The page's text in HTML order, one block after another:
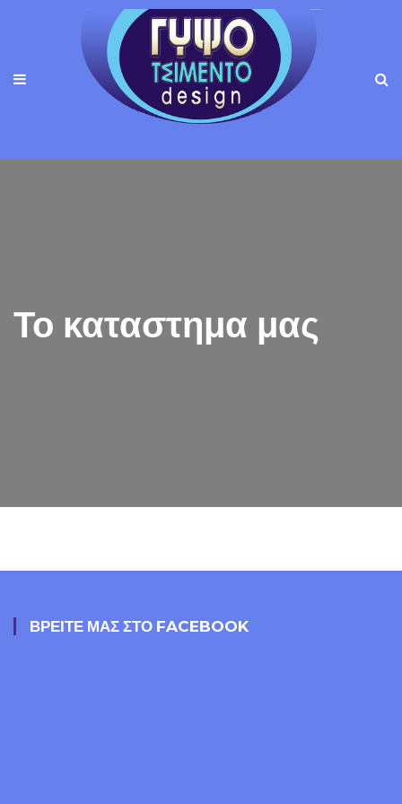
Το καταστημα μας
ΒΡΕΙΤΕ ΜΑΣ ΣΤΟ FACEBOOK